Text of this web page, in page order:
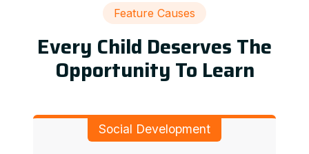
Feature Causes
Every Child Deserves The
Opportunity To Learn
Social Development